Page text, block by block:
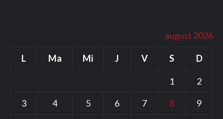
august 2026
L Ma Mi J V S D
1
2
3
4 5 6 7 8
9